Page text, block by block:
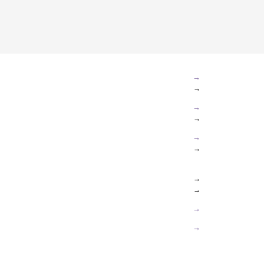
→
→
→
→
→
→
→
→
→
→